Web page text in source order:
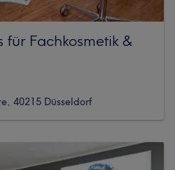
für Fachkosmetik &
40215 Düsseldorf